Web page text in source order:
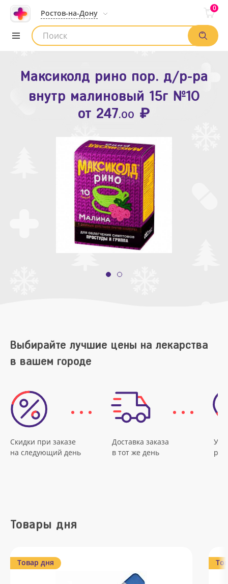
Ростов-на-Дону
0
Список аптек
Максиколд рино пор. д/р-ра
внутр малиновый 15г №10
от 247.00 ₽
Зодак таб. п.п.о. 10мг №10
от109.80 ₽
Выбирайте лучшие цены на лекарства
в вашем городе
Скидки при заказе
на следующий день
Доставка заказа
в тот же день
Товары дня
Товар дня